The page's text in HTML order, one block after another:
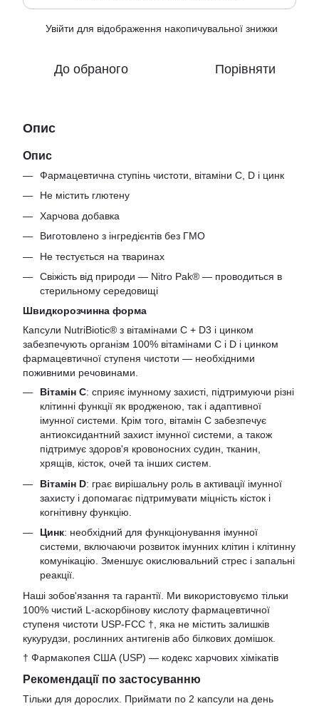
Увійти для відображення накопичувальної знижки
До обраного Порівняти
Опис
Опис
Фармацевтична ступінь чистоти, вітаміни C, D і цинк
Не містить глютену
Харчова добавка
Виготовлено з інгредієнтів без ГМО
Не тестується на тваринах
Свіжість від природи — Nitro Pak® — проводиться в
стерильному середовищі
Швидкорозчинна форма
Капсули NutriBiotic® з вітамінами C + D3 і цинком
забезпечують організм 100% вітамінами С і D і цинком
фармацевтичної ступеня чистоти — необхідними
поживними речовинами.
Вітамін C: сприяє імунному захисті, підтримуючи різні
клітинні функції як вродженою, так і адаптивної
імунної системи. Крім того, вітамін C забезпечує
антиоксидантний захист імунної системи, а також
підтримує здоров'я кровоносних судин, тканин,
хрящів, кісток, очей та інших систем.
Вітамін D: грає вирішальну роль в активації імунної
захисту і допомагає підтримувати міцність кісток і
когнітивну функцію.
Цинк: необхідний для функціонування імунної
системи, включаючи розвиток імунних клітин і клітинну
комунікацію. Зменшує окислювальний стрес і запальні
реакції.
Наші зобов'язання та гарантії. Ми використовуємо тільки
100% чистий L-аскорбінову кислоту фармацевтичної
ступеня чистоти USP-FCC †, яка не містить залишків
кукурудзи, рослинних антигенів або білкових домішок.
† Фармакопея США (USP) — кодекс харчових хімікатів
Рекомендації по застосуванню
Тільки для дорослих. Приймати по 2 капсули на день